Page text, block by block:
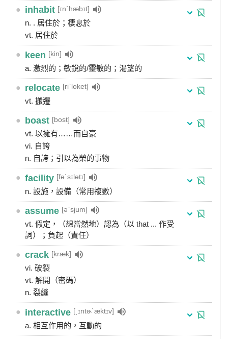
● inhabit [ɪnˋhæbɪt]
n. . 居住於；棲息於
vt. 居住於
● keen [kin]
a. 激烈的；敏銳的/靈敏的；渴望的
● relocate [riˋloket]
vt. 搬遷
● boast [bost]
vt. 以擁有……而自豪
vi. 自誇
n. 自誇；引以為榮的事物
● facility [fəˋsɪlətɪ]
n. 設施，設備（常用複數）
● assume [əˋsjum]
vt. 假定，（想當然地）認為（以 that ... 作受
詞）；負起（責任）
● crack [kræk]
vi. 破裂
vt. 解開（密碼）
n. 裂縫
● interactive [͵ɪntɚˋæktɪv]
a. 相互作用的，互動的